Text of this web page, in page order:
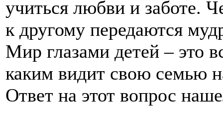
учиться любви и заботе.
к другому передаются
Мир глазами детей – это
каким видит свою семью
Ответ на этот вопрос